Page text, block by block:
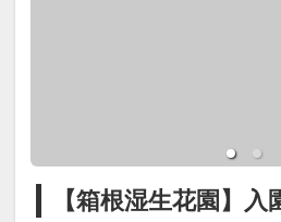
【箱根湿生花園】入